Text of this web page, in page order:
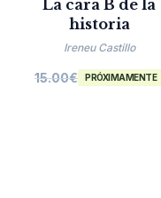
La cara B de la
historia
Ireneu Castillo
15.00€ PRÓXIMAMENTE